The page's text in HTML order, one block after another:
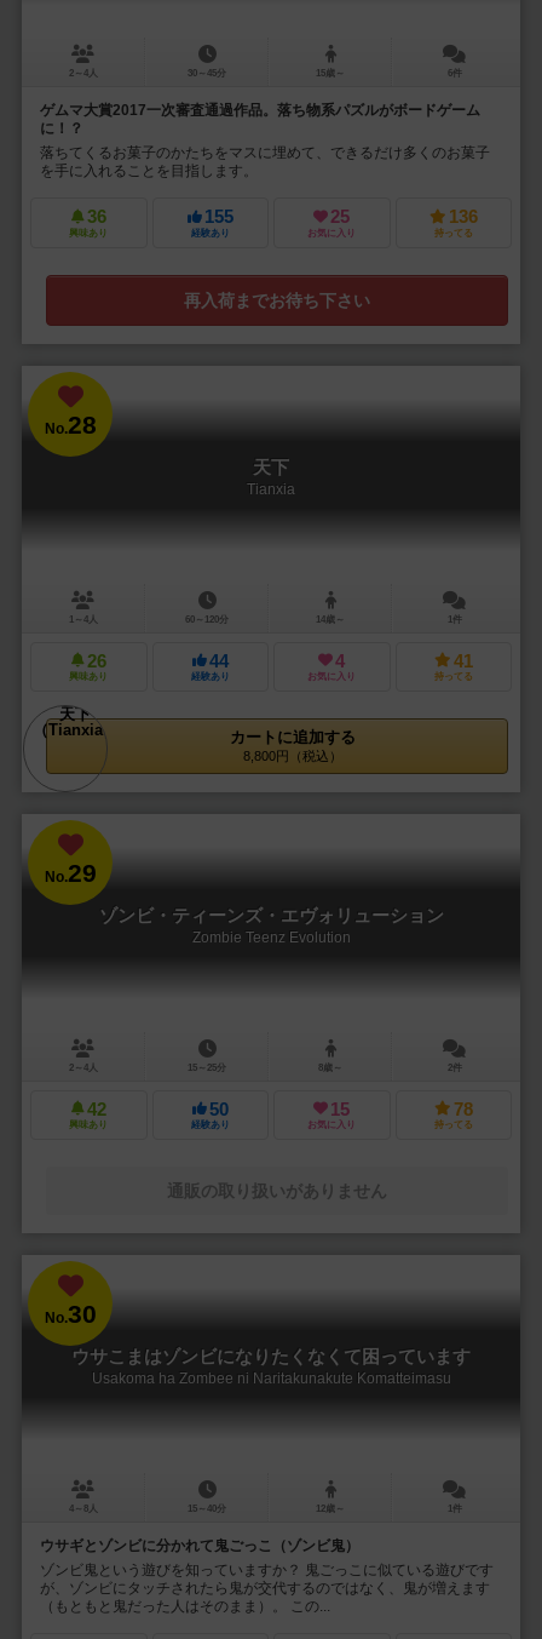
2～4人 30～45分 15歳～ 6件
ゲムマ大賞2017一次審査通過作品。落ち物系パズルがボードゲーム
に！？
落ちてくるお菓子のかたちをマスに埋めて、できるだけ多くのお菓子
を手に入れることを目指します。
36
興味あり
155
経験あり
25
お気に入り
136
持ってる
再入荷までお待ち下さい
No.28
天下
Tianxia
1～4人 60～120分 14歳～ 1件
26
興味あり
44
経験あり
4
お気に入り
41
持ってる
カートに追加する
8,800円（税込）
No.29
ゾンビ・ティーンズ・エヴォリューション
Zombie Teenz Evolution
2～4人 15～25分 8歳～ 2件
42
興味あり
50
経験あり
15
お気に入り
78
持ってる
通販の取り扱いがありません
No.30
ウサこまはゾンビになりたくなくて困っています
Usakoma ha Zombee ni Naritakunakute Komatteimasu
4～8人 15～40分 12歳～ 1件
ウサギとゾンビに分かれて鬼ごっこ（ゾンビ鬼）
ゾンビ鬼という遊びを知っていますか？ 鬼ごっこに似ている遊びです
が、ゾンビにタッチされたら鬼が交代するのではなく、鬼が増えます
（もともと鬼だった人はそのまま）。 この...